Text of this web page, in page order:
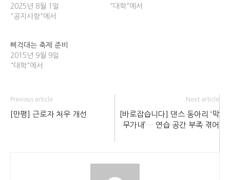
학생팀을 통해 장판 문제를 전
달했다. -> 이에 따라 동아리
담당자 면담이 진행됐다. ->
정오에 제2학생회관 총책임자
면담이 진행됐다. 약 150만 원
2025년 8월 1일
"공지사항"에서
있다. 이런 어려움에도 불구하
"대학"에서
삐걱대는 축제 준비
2015년 9월 9일
"대학"에서
Previous article
[만평] 근로자 처우 개선
Next article
[바로잡습니다] 댄스 동아리 ‘막
무가내’… 연습 공간 부족 겪어